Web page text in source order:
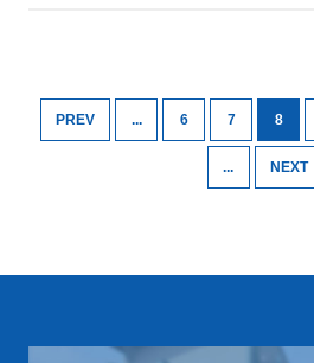
PREV ... 6 7 8
... NEXT